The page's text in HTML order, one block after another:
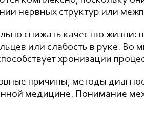
нервных структур или
снижать качество
или слабость в руке. Во
хронизации
причины, методы
медицине. Понимание